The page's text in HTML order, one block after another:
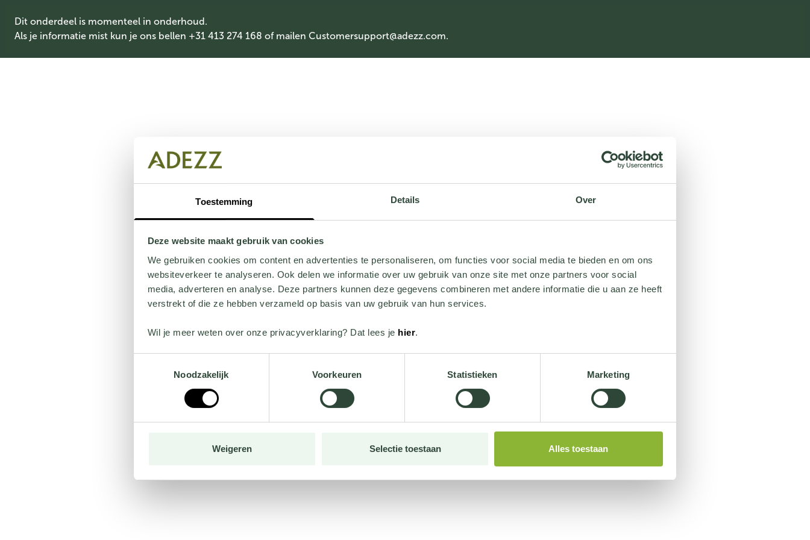
Toestemming Details Over
Deze website maakt gebruik van cookies
We gebruiken cookies om content en advertenties te personaliseren, om functies voor social media te bieden en om ons
websiteverkeer te analyseren. Ook delen we informatie over uw gebruik van onze site met onze partners voor social
media, adverteren en analyse. Deze partners kunnen deze gegevens combineren met andere informatie die u aan ze heeft
verstrekt of die ze hebben verzameld op basis van uw gebruik van hun services.
Wil je meer weten over onze privacyverklaring? Dat lees je hier.
Noodzakelijk
Voorkeuren Statistieken Marketing
Weigeren Selectie toestaan Alles toestaan
Dit onderdeel is momenteel in onderhoud.
Als je informatie mist kun je ons bellen +31 413 274 168 of mailen Customersupport@adezz.com.